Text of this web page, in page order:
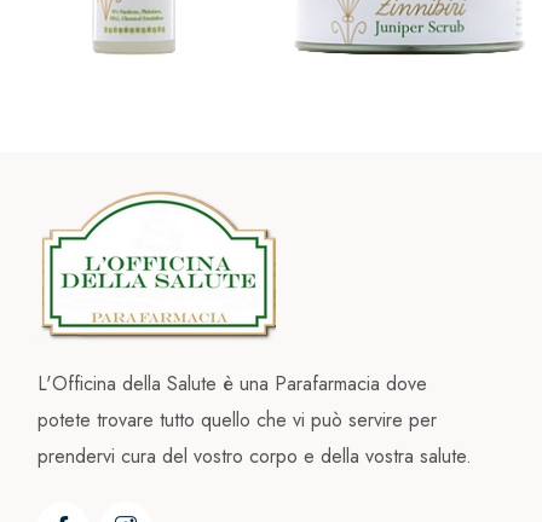
L'Officina della Salute è una Parafarmacia dove
potete trovare tutto quello che vi può servire per
prendervi cura del vostro corpo e della vostra salute.